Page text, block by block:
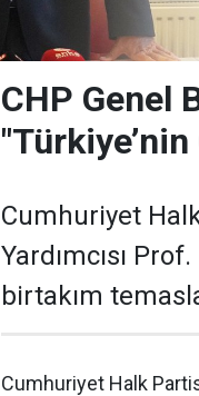
CHP Genel
Cumhuriyet
Yardımcısı
birtakım
Cumhuriyet Halk